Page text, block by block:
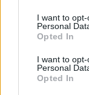
I want to
Personal
Opted In
I want to
Personal
Opted In
Az előfizetés a
kötéslistái